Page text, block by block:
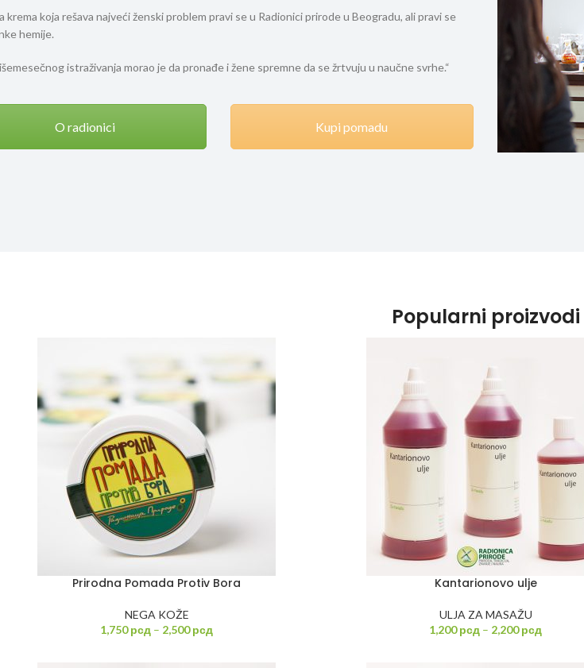
krema koja rešava najveći ženski problem pravi se u Radionici prirode u Beogradu, ali pravi se
hemije.
istraživanja morao je da pronađe i žene spremne da se žrtvuju u naučne svrhe.“
O radionici Kupi pomadu
Popularni proizvodi
Prirodna Pomada Protiv Bora
NEGA KOŽE
1,750рсд – 2,500рсд
Kantarionovo ulje
ULJA ZA MASAŽU
1,200рсд – 2,200рсд